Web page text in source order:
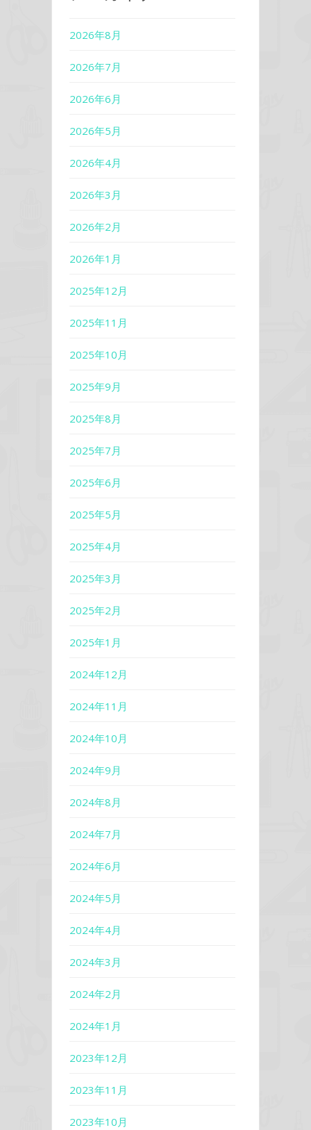
2026年8月
2026年7月
2026年6月
2026年5月
2026年4月
2026年3月
2026年2月
2026年1月
2025年12月
2025年11月
2025年10月
2025年9月
2025年8月
2025年7月
2025年6月
2025年5月
2025年4月
2025年3月
2025年2月
2025年1月
2024年12月
2024年11月
2024年10月
2024年9月
2024年8月
2024年7月
2024年6月
2024年5月
2024年4月
2024年3月
2024年2月
2024年1月
2023年12月
2023年11月
2023年10月